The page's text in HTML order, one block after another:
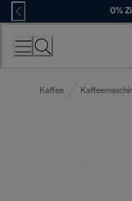
Skip
to
Content
0%
Kaffee